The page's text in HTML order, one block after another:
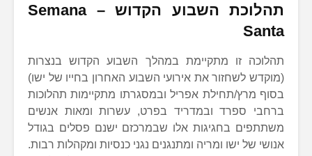
תהלוכת השבוע הקדוש –Semana
Santa
תהלוכה זו מתקיימת במהלך השבוע הקדוש בנצרות
(מוקדש לשחזור את אירועי השבוע האחרון בחייו של ישו)
בסוף מרץ/תחילת אפריל ובמסגרתו מתקיימות תהלוכות
ברחבי ספרד ובמדריד בפרט, עשרות ומאות אנשים
משתתפים בחגיגות אלו שבמרכזם ישנם פסלים בגודל
אנושי של ישו ומריה ומתנגנים נגני כנסיות ומקהלות רבות.